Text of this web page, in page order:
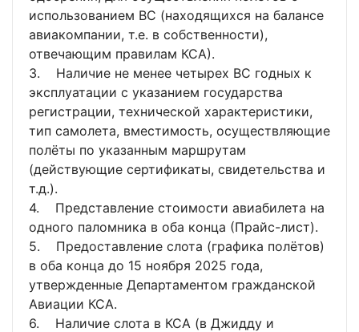
использованием ВС (находящихся на балансе
авиакомпании, т.е. в собственности),
отвечающим правилам КСА).
3. Наличие не менее четырех ВС годных к
эксплуатации с указанием государства
регистрации, технической характеристики,
тип самолета, вместимость, осуществляющие
полёты по указанным маршрутам
(действующие сертификаты, свидетельства и
т.д.).
4. Представление стоимости авиабилета на
одного паломника в оба конца (Прайс-лист).
5. Предоставление слота (графика полётов)
в оба конца до 15 ноября 2025 года,
утвержденные Департаментом гражданской
Авиации КСА.
6. Наличие слота в КСА (в Джидду и